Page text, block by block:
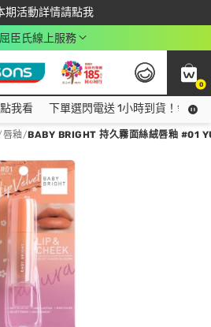
期活動詳情請點我
載app最高回饋$350
屈臣氏線上服務
0
看我看 下單選閃電送 1小時到貨！領神
釉/BABY BRIGHT 持久霧面絲絨唇釉 #01